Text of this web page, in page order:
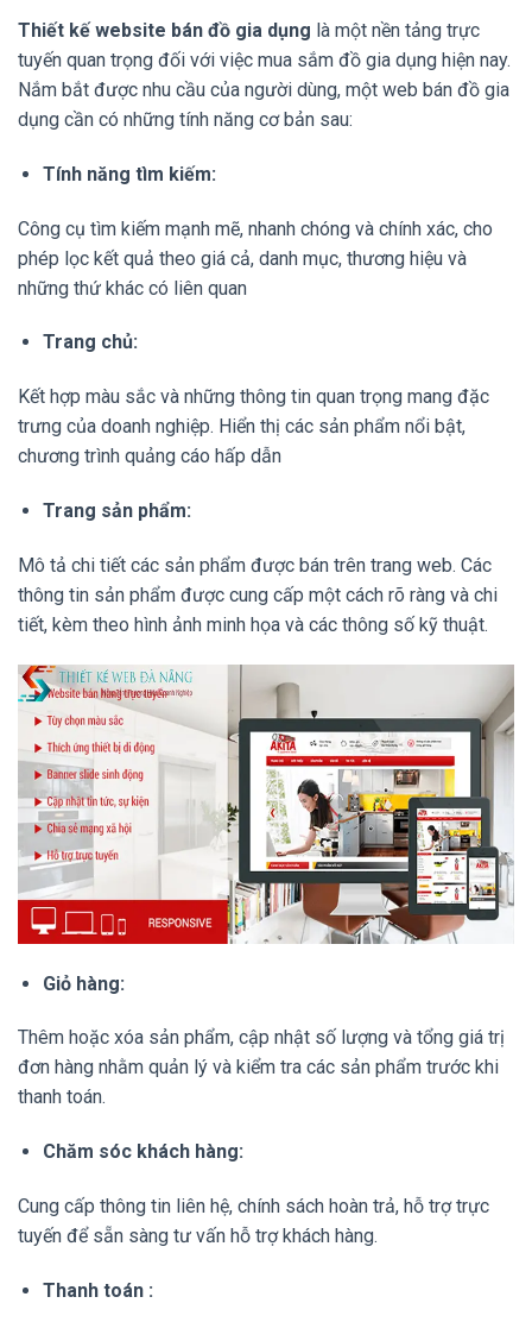
Thiết kế website bán đồ gia dụng là một nền tảng trực
tuyến quan trọng đối với việc mua sắm đồ gia dụng hiện nay.
Nắm bắt được nhu cầu của người dùng, một web bán đồ gia
dụng cần có những tính năng cơ bản sau:
Tính năng tìm kiếm:
Công cụ tìm kiếm mạnh mẽ, nhanh chóng và chính xác, cho
phép lọc kết quả theo giá cả, danh mục, thương hiệu và
những thứ khác có liên quan
Trang chủ:
Kết hợp màu sắc và những thông tin quan trọng mang đặc
trưng của doanh nghiệp. Hiển thị các sản phẩm nổi bật,
chương trình quảng cáo hấp dẫn
Trang sản phẩm:
Mô tả chi tiết các sản phẩm được bán trên trang web. Các
thông tin sản phẩm được cung cấp một cách rõ ràng và chi
tiết, kèm theo hình ảnh minh họa và các thông số kỹ thuật.
Giỏ hàng:
Thêm hoặc xóa sản phẩm, cập nhật số lượng và tổng giá trị
đơn hàng nhằm quản lý và kiểm tra các sản phẩm trước khi
thanh toán.
Chăm sóc khách hàng:
Cung cấp thông tin liên hệ, chính sách hoàn trả, hỗ trợ trực
tuyến để sẵn sàng tư vấn hỗ trợ khách hàng.
Thanh toán :